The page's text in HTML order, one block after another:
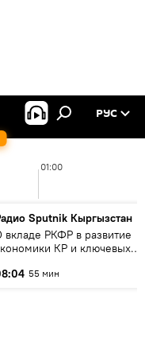
РУС
01:00
Sputnik Кыргызстан
вкладе РКФР в развитие
КР и ключевых
55 мин